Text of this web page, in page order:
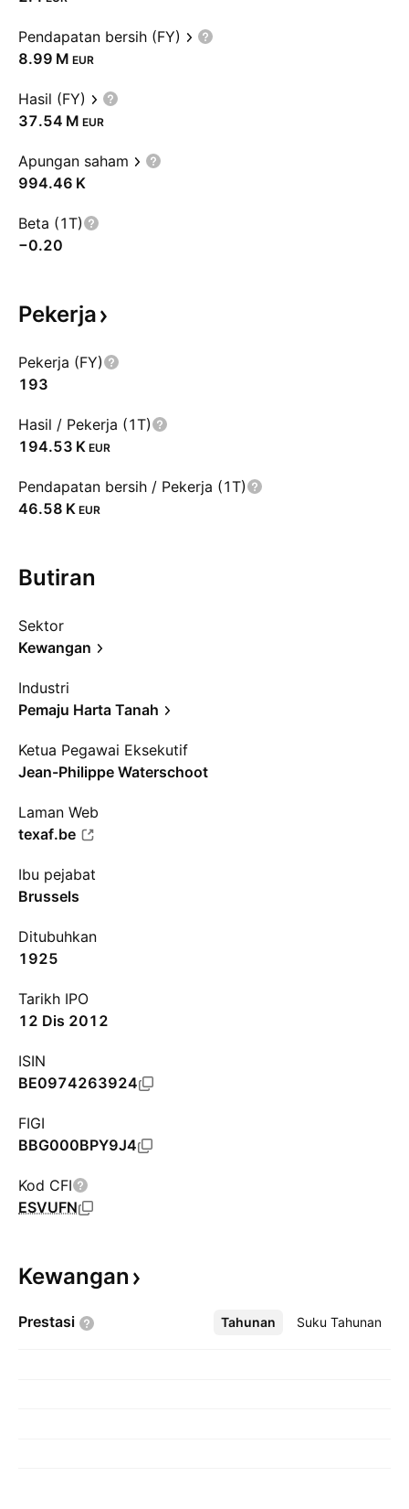
Pendapatan bersih (FY)
‪8.99 M‬ EUR
Hasil (FY)
‪37.54 M‬ EUR
Apungan saham
‪994.46 K‬
Beta (1T)
−0.20
Pekerja
Pekerja (FY)
193
Hasil / Pekerja (1T)
‪194.53 K‬ EUR
Pendapatan bersih / Pekerja (1T)
‪46.58 K‬ EUR
Butiran
Sektor
Kewangan
Industri
Pemaju Harta Tanah
Ketua Pegawai Eksekutif
Jean-Philippe Waterschoot
Laman Web
texaf.be
Ibu pejabat
Brussels
Ditubuhkan
1925
Tarikh IPO
12 Dis 2012
ISIN
BE0974263924
FIGI
BBG000BPY9J4
Kod CFI
ESVUFN
Kewangan
Prestasi Tahunan Suku Tahunan
Lebih